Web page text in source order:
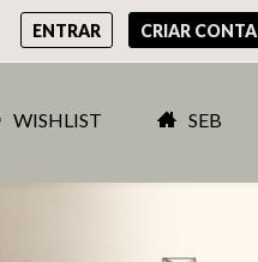
ENTRAR CRIAR CONTA
WISHLIST SEB